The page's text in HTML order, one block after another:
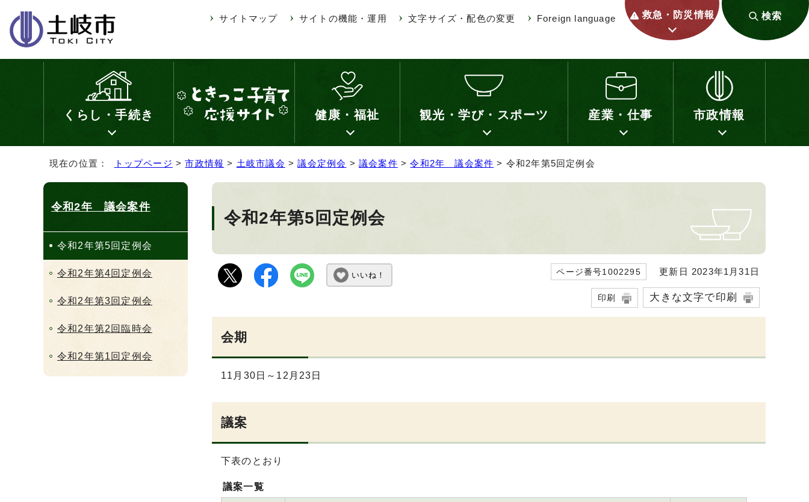
サイトマップ サイトの機能・運用 文字サイズ・配色の変更 Foreign language 救急・防災情報 検索
くらし・手続き 健康・福祉 観光・学び・スポーツ 産業・仕事 市政情報
現在の位置： トップページ >市政情報 > 土岐市議会 >議会定例会 >議会案件 >令和2年 議会案件 > 令和2年第5回定例会
令和2年第5回定例会
いいね！ ページ番号1002295 更新日 2023年1月31日
印刷 大きな文字で印刷
会期
11月30日～12月23日
議案
下表のとおり
議案一覧
令和2年 議会案件
令和2年第5回定例会
令和2年第4回定例会
令和2年第3回定例会
令和2年第2回臨時会
令和2年第1回定例会